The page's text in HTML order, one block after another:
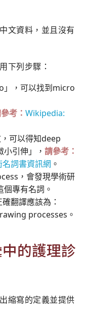
文資料，並且沒有
下列步驟：
」，可以找到micro
考： Wikipedia:
可以得知deep
引伸」， 請參考：
詞書資訊網 。
，會發現學術研
專有名詞。
翻譯應該為：
processes。
的護理診
縮寫的定義並提供